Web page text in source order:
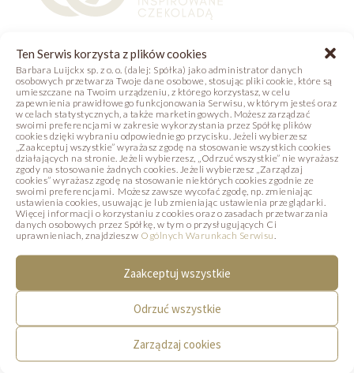
Ten Serwis korzysta z plików cookies
Barbara Luijckx sp. z o. o. (dalej: Spółka) jako administrator danych
osobowych przetwarza Twoje dane osobowe, stosując pliki cookie, które są
umieszczane na Twoim urządzeniu, z którego korzystasz, w celu
zapewnienia prawidłowego funkcjonowania Serwisu, w którym jesteś oraz
w celach statystycznych, a także marketingowych. Możesz zarządzać
swoimi preferencjami w zakresie wykorzystania przez Spółkę plików
cookies dzięki wybraniu odpowiedniego przycisku. Jeżeli wybierzesz
„Zaakceptuj wszystkie” wyrażasz zgodę na stosowanie wszystkich cookies
działających na stronie. Jeżeli wybierzesz, „Odrzuć wszystkie” nie wyrażasz
zgody na stosowanie żadnych cookies. Jeżeli wybierzesz „Zarządzaj
cookies” wyrażasz zgodę na stosowanie niektórych cookies zgodnie ze
swoimi preferencjami. Możesz zawsze wycofać zgodę, np. zmieniając
ustawienia cookies, usuwając je lub zmieniając ustawienia przeglądarki.
Więcej informacji o korzystaniu z cookies oraz o zasadach przetwarzania
danych osobowych przez Spółkę, w tym o przysługujących Ci
uprawnieniach, znajdziesz w Ogólnych Warunkach Serwisu
Zaakceptuj wszystkie
Odrzuć wszystkie
Zarządzaj cookies
NAWIGACJA
Barbara Decor
Barima Artisanal
Akademia Umiejętności Inspiracja
Barbara Luijckx For Industry
O firmie
Do pobrania
Blog
Kontakt
KONTAKT